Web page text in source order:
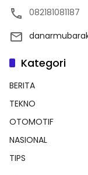
082181081187
Kategori
BERITA
TEKNO
OTOMOTIF
NASIONAL
TIPS